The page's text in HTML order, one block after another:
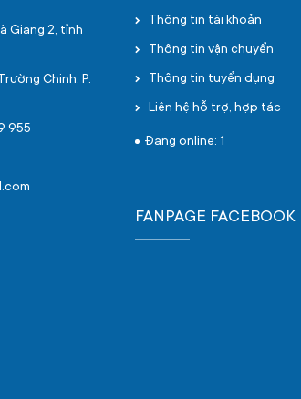
Giang 2, tỉnh
Chinh, P.
955
Thông tin tài khoản
Thông tin vận chuyển
Thông tin tuyển dụng
Liên hệ hỗ trợ, hợp tác
Đang online: 1
FANPAGE FACEBOOK